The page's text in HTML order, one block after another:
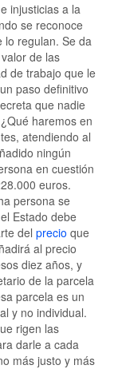
injusticias a la
se reconoce
lo regulan. Se da
de las
de trabajo que le
paso definitivo
que nadie
haremos en
atendiendo al
ningún
en cuestión
euros.
persona se
Estado debe
del precio que
al precio
diez años, y
de la parcela
parcela es un
y no individual.
rigen las
darle a cada
más justo y más